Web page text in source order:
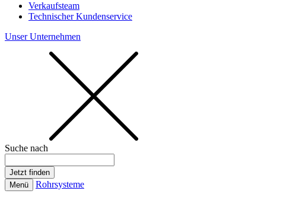
Verkaufsteam
Technischer Kundenservice
Unser Unternehmen
Suche nach
Menü Rohrsysteme